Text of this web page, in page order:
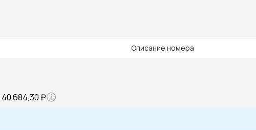
Описание номера
40 684,30 ₽